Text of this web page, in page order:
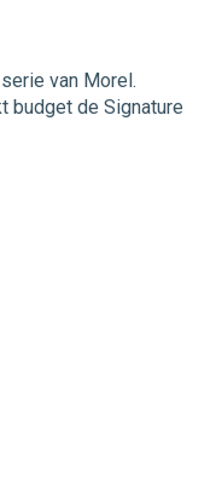
van Morel.
budget de Signature